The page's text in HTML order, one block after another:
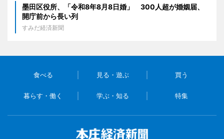
墨田区役所、「令和8年8月8日婚」 300人超が婚姻届、
開庁前から長い列
すみだ経済新聞
食べる 見る・遊ぶ 買う
暮らす・働く 学ぶ・知る 特集